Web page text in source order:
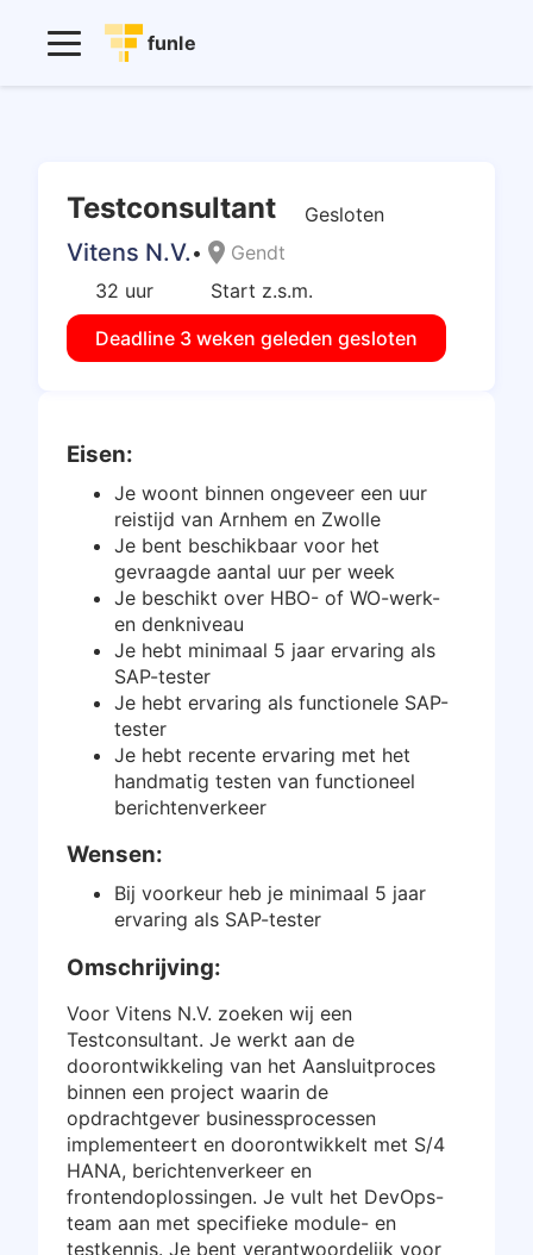
funle
Inloggen
Gratis starten
Testconsultant Gesloten
Vitens N.V.• location_on Gendt
32 uur
Start z.s.m.
Deadline 3 weken geleden gesloten
Eisen:
Je woont binnen ongeveer een uur
reistijd van Arnhem en Zwolle
Je bent beschikbaar voor het
gevraagde aantal uur per week
Je beschikt over HBO- of WO-werk-
en denkniveau
Je hebt minimaal 5 jaar ervaring als
SAP-tester
Je hebt ervaring als functionele SAP-
tester
Je hebt recente ervaring met het
handmatig testen van functioneel
berichtenverkeer
Wensen:
Bij voorkeur heb je minimaal 5 jaar
ervaring als SAP-tester
Omschrijving:
Voor Vitens N.V. zoeken wij een
Testconsultant. Je werkt aan de
doorontwikkeling van het Aansluitproces
binnen een project waarin de
opdrachtgever businessprocessen
implementeert en doorontwikkelt met S/4
HANA, berichtenverkeer en
frontendoplossingen. Je vult het DevOps-
team aan met specifieke module- en
testkennis. Je bent verantwoordelijk voor